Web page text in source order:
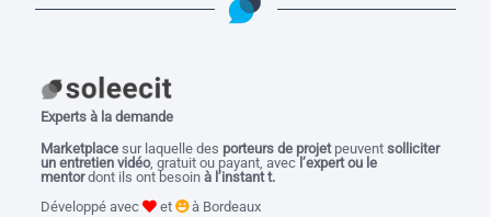
Experts à la demande
Marketplace sur laquelle des porteurs de projet peuventsolliciter
un entretien vidéo, gratuit ou payant, avec l’expert ou le
mentordont ils ont besoinà l’instant t.
Développé avec
et à Bordeaux